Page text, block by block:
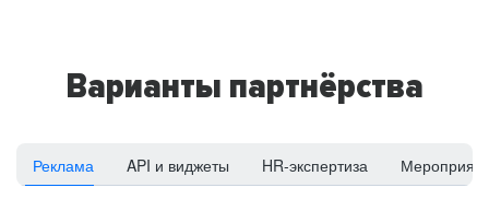
Варианты партнёрства
Реклама API и виджеты HR-экспертиза